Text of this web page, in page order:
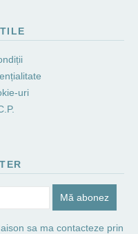
uri
sa ma contacteze prin